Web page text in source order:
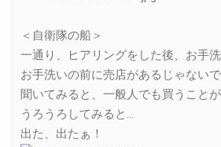
＜自衛隊の船＞
一通り、ヒアリングをした後、お手洗
お手洗いの前に売店があるじゃないで
聞いてみると、一般人でも買うこと
うろうろしてみると…
出た、出たぁ！